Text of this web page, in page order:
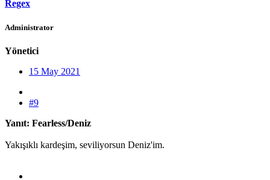
Regex
Administrator
Yönetici
15 May 2021
#9
Yanıt: Fearless/Deniz
Yakışıklı kardeşim, seviliyorsun Deniz'im.